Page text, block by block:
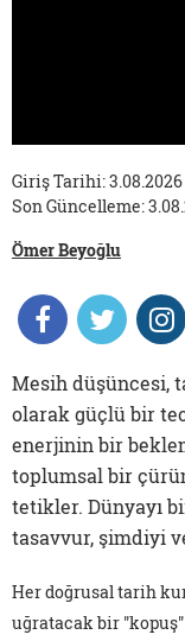
Giriş Tarihi: 3.08.2026
Son Güncelleme:
Ömer Beyoğlu
Mesih düşüncesi,
olarak güçlü bir
enerjinin bir
toplumsal bir
tetikler. Dünyayı
tasavvur, şimdiyi
Her doğrusal tarih
uğratacak bir